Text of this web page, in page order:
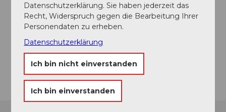
MZH Mehrzweckhalle Buechberg
Seestrasse
8855 Wangen
Website
Anreise
Datenschutzerklärung. Sie haben jederzeit das
Recht, Widerspruch gegen die Bearbeitung Ihrer
Personendaten zu erheben.
Datenschutzerklärung
Ich bin nicht einverstanden
Ich bin einverstanden